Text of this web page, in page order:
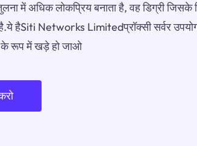
में अधिक लोकप्रिय बनाता है, वह डिग्री
हैSiti Networks Limitedप्रॉक्सी सर्वर
के रूप में खड़े हो जाओ